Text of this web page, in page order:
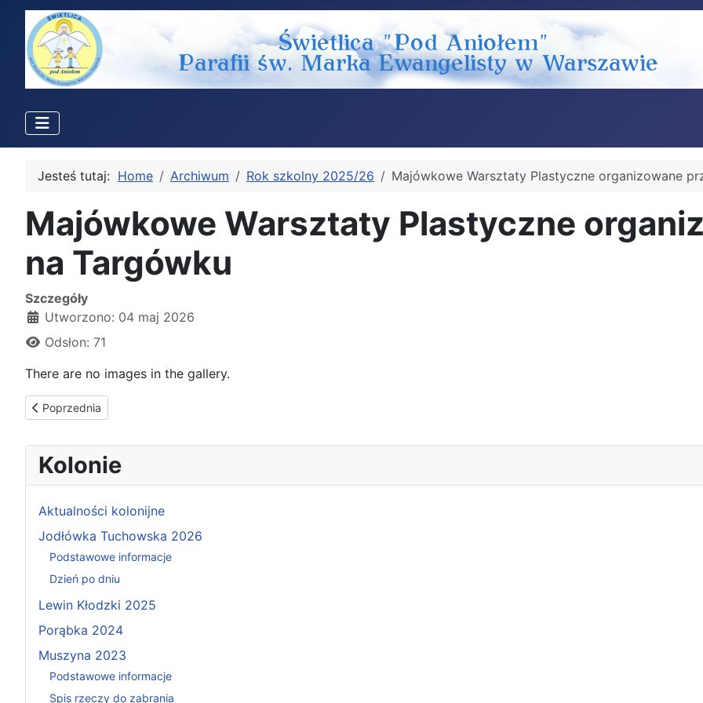
Jesteś tutaj: Home Archiwum Rok szkolny 2025/26 Majówkowe Warsztaty Plastyczne organizowane
Majówkowe Warsztaty Plastyczne
na Targówku
Szczegóły
Utworzono: 04 maj 2026
Odsłon: 71
There are no images in the gallery.
Poprzednia strona: Wyjście na zajęcia w ArtLabie w siedzibie Warszawskiego Laboratorium Innowacji Społecznych Synergia ul.
Poprzednia
Kolonie
Aktualności kolonijne
Jodłówka Tuchowska 2026
Podstawowe informacje
Dzień po dniu
Lewin Kłodzki 2025
Porąbka 2024
Muszyna 2023
Podstawowe informacje
Spis rzeczy do zabrania